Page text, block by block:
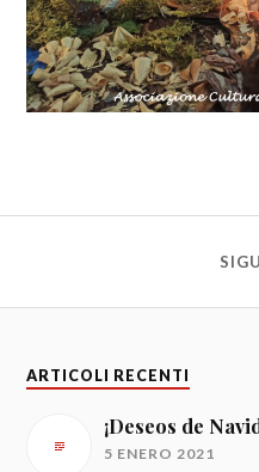
ARTICOLI RECENTI
¡Deseos de
5 ENERO 2021